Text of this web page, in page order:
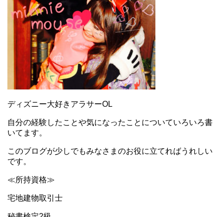
ディズニー大好きアラサーOL
自分の経験したことや気になったことについていろいろ書
いてます。
このブログが少しでもみなさまのお役に立てればうれしい
です。
≪所持資格≫
宅地建物取引士